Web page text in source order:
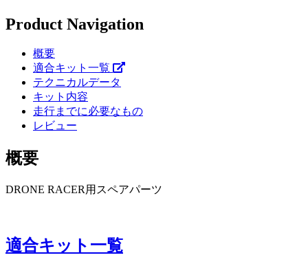
Product Navigation
概要
適合キット一覧
テクニカルデータ
キット内容
走行までに必要なもの
レビュー
概要
DRONE RACER用スペアパーツ
適合キット一覧